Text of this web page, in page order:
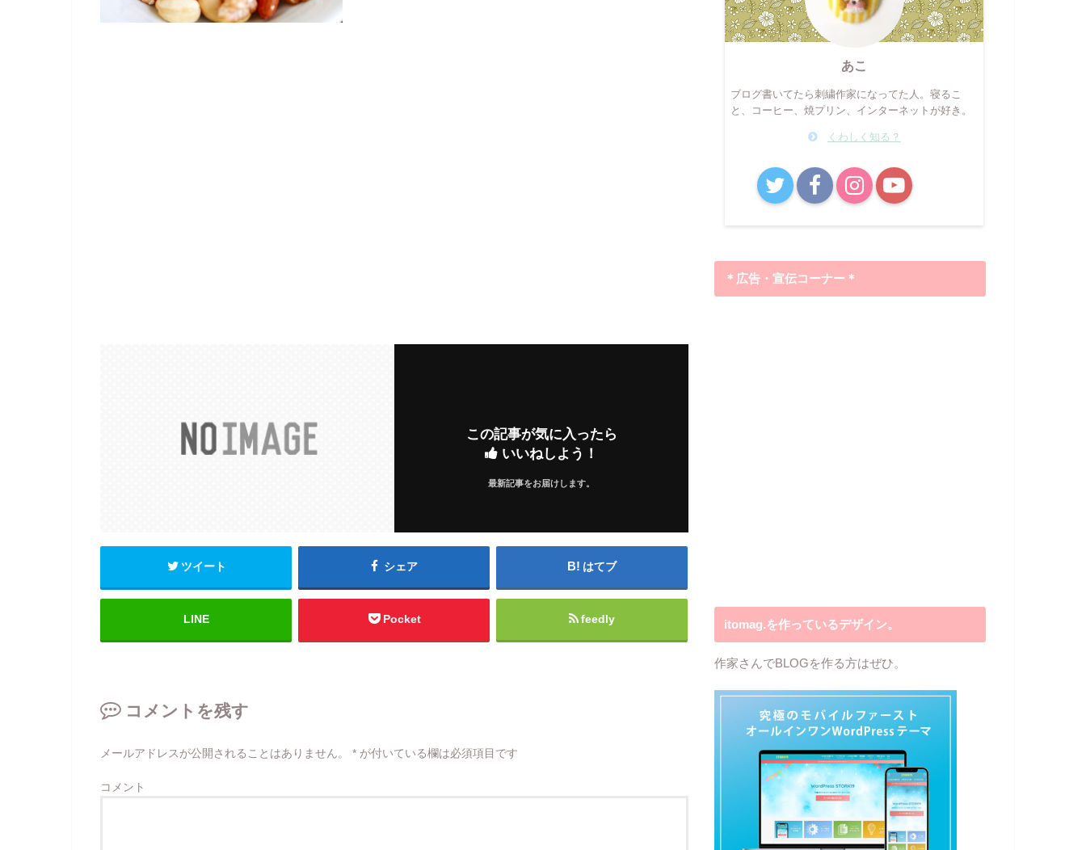
この記事が気に入ったら
いいねしよう！
最新記事をお届けします。
ツイート シェア はてブ
LINE Pocket feedly
コメントを残す
メールアドレスが公開されることはありません。 * が付いている欄は必須項目です
コメント
あこ
ブログ書いてたら刺繍作家になってた人。寝るこ
と、コーヒー、焼プリン、インターネットが好き。
くわしく知る？
＊広告・宣伝コーナー＊
itomag.を作っているデザイン。
作家さんでBLOGを作る方はぜひ。